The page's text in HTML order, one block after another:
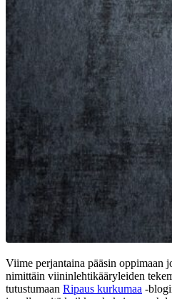
Viime perjantaina pääsin oppimaan
nimittäin viininlehtikääryleiden
tutustumaan Ripaus kurkumaa -